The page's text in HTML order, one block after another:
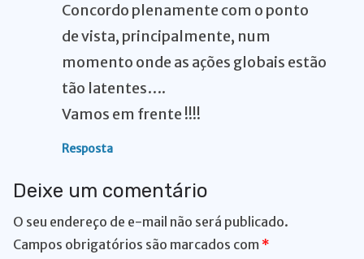
Concordo plenamente com o ponto
de vista, principalmente, num
momento onde as ações globais estão
tão latentes….
Vamos em frente !!!!
Resposta
Deixe um comentário
O seu endereço de e-mail não será publicado.
Campos obrigatórios são marcados com *